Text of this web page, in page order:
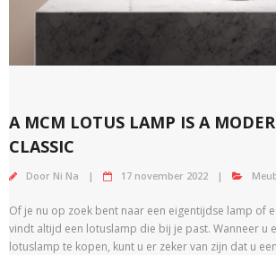
A MCM LOTUS LAMP IS A
CLASSIC
Door Ni Na 17 november 2022
Of je nu op zoek bent naar een eigentijdse lamp of
vindt altijd een lotuslamp die bij je past. Wanneer u
lotuslamp te kopen, kunt u er zeker van zijn dat u